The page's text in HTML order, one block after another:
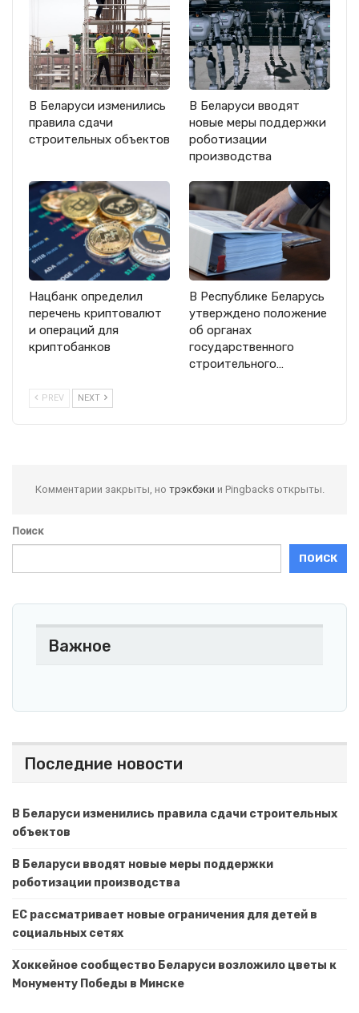
В Беларуси изменились
правила сдачи
строительных объектов
В Беларуси вводят
новые меры поддержки
роботизации
производства
Нацбанк определил
перечень криптовалют
и операций для
криптобанков
В Республике Беларусь
утверждено положение
об органах
государственного
строительного…
PREV NEXT
Комментарии закрыты, но трэкбэки и Pingbacks открыты.
Поиск
ПОИСК
Важное
Последние новости
В Беларуси изменились правила сдачи строительных
объектов
В Беларуси вводят новые меры поддержки
роботизации производства
ЕС рассматривает новые ограничения для детей в
социальных сетях
Хоккейное сообщество Беларуси возложило цветы к
Монументу Победы в Минске